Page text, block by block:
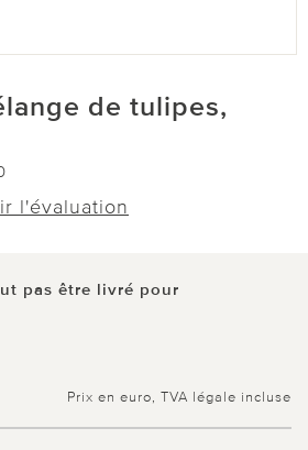
de tulipes,
l'évaluation
pas être livré pour
Prix en euro, TVA légale incluse